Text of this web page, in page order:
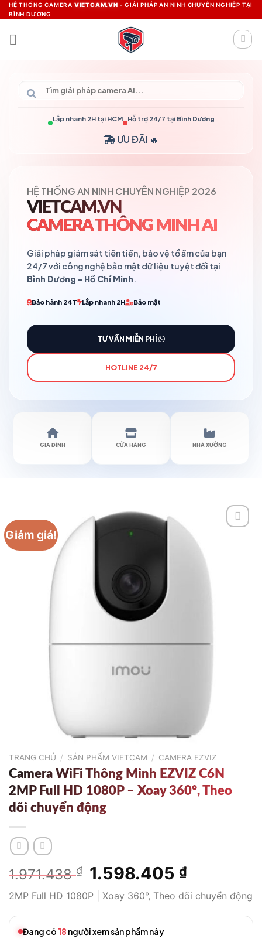
Skip
to
content
HỆ THỐNG CAMERA VIETCAM.VN - GIẢI PHÁP AN NINH CHUYÊN NGHIỆP TẠI
BÌNH DƯƠNG
Lắp nhanh 2H tại HCM Hỗ trợ 24/7 tại Bình Dương
ƯU ĐÃI 🔥
HỆ THỐNG AN NINH CHUYÊN NGHIỆP 2026
VIETCAM.VN
CAMERA THÔNG MINH AI
Giải pháp giám sát tiên tiến, bảo vệ tổ ấm của bạn
24/7 với công nghệ bảo mật dữ liệu tuyệt đối tại
Bình Dương - Hồ Chí Minh.
Bảo hành 24T Lắp nhanh 2H Bảo mật
TƯ VẤN MIỄN PHÍ
HOTLINE 24/7
GIA ĐÌNH CỬA HÀNG NHÀ XƯỞNG
Giảm giá!
TRANG CHỦ / SẢN PHẨM VIETCAM / CAMERA EZVIZ
Camera WiFi Thông Minh EZVIZ C6N
2MP Full HD 1080P – Xoay 360°, Theo
dõi chuyển động
1.971.438₫
Giá
gốc
là:
1.971.438 ₫.
1.598.405 ₫Giá
tại
là:
2MP Full HD 1080P | Xoay 360°, Theo dõi chuyển động
Đang có 18 người xem sản phẩm này